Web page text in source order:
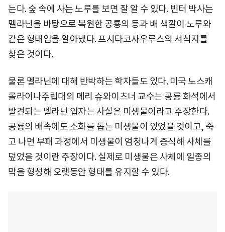
는다. 숲 속에 사는 노루를 보면 잘 알 수 있다. 빈터 박사는
멜라닌을 바탕으로 복원한 공룡의 등과 배 색깔이 노루와
같은 형태임을 알아냈다. 프시타코사우루스의 서식지를
찾은 것이다.
물론 멜라닌에 대해 반박하는 학자들도 있다. 미국 노스캐
롤라이나주립대의 메리 슈와이츠너 교수는 공룡 화석에서
발견되는 멜라닌 입자는 사실은 미생물이라고 주장한다.
공룡의 배속에도 소화를 돕는 미생물이 있었을 것이고, 죽
고 나면 부패 과정에서 미생물이 엄청나게 증식해 사체를
덮었을 것이란 주장이다. 실제로 미생물은 사체에 일종의
막을 형성해 오랫동안 형태를 유지할 수 있다.